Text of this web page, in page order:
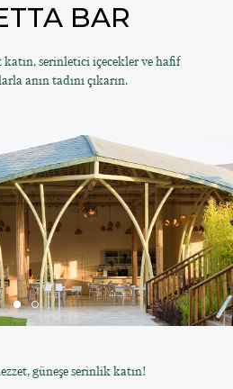
BAR
serinletici içecekler ve hafif
anın tadını çıkarın.
güneşe serinlik katın!